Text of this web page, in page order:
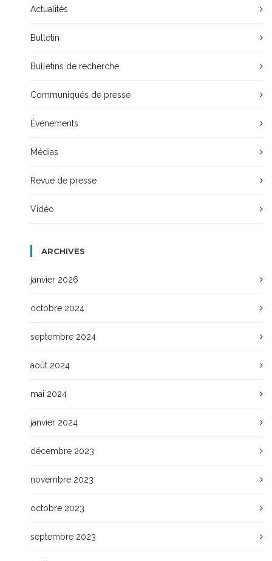
Actualités
Bulletin
Bulletins de recherche
Communiqués de presse
Événements
Médias
Revue de presse
Vidéo
ARCHIVES
janvier 2026
octobre 2024
septembre 2024
août 2024
mai 2024
janvier 2024
décembre 2023
novembre 2023
octobre 2023
septembre 2023